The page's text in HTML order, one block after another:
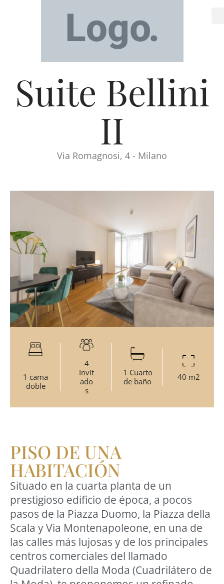
Suite Bellini
II
Via Romagnosi, 4 - Milano
1 cama
doble
4
Invit
ado
s
1 Cuarto
de baño
40 m2
PISO DE UNA
HABITACIÓN
Situado en la cuarta planta de un
prestigioso edificio de época, a pocos
pasos de la Piazza Duomo, la Piazza della
Scala y Via Montenapoleone, en una de
las calles más lujosas y de los principales
centros comerciales del llamado
Quadrilatero della Moda (Cuadrilátero de